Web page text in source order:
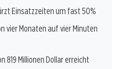
Einsatzzeiten um fast 50%
vier Monaten auf vier Minuten
819 Millionen Dollar erreicht